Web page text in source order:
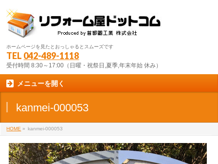
ホームページを見たとおっしゃるとスムーズです
TEL 042-489-1118
受付時間 8:30～17:00（日曜・祝祭日,夏季,年末年始 休み）
メニューを開く
kanmei-000053
HOME » kanmei-000053